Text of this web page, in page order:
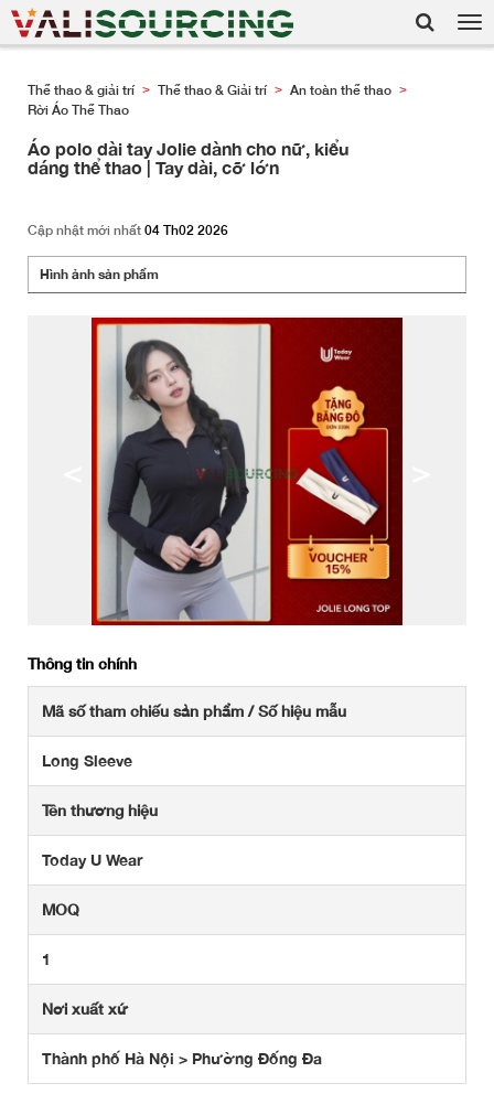
Thể thao & giải trí > Thể thao & Giải trí > An toàn thể thao >
Rời Áo Thể Thao
Áo polo dài tay Jolie dành cho nữ, kiểu
dáng thể thao | Tay dài, cỡ lớn
Cập nhật mới nhất 04 Th02 2026
Hình ảnh sản phẩm
Thông tin chính
Mã số tham chiếu sản phẩm / Số hiệu mẫu
Long Sleeve
Tên thương hiệu
Today U Wear
MOQ
1
Nơi xuất xứ
Thành phố Hà Nội > Phường Đống Đa